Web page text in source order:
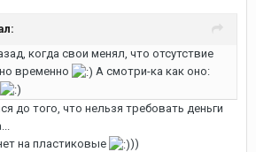
когда свои менял, что отсутствие
временно
А смотри-ка как оно:
до того, что нельзя требовать деньги
на пластиковые
))